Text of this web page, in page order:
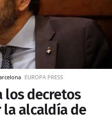
EUROPA PRESS
los decretos
la alcaldía de